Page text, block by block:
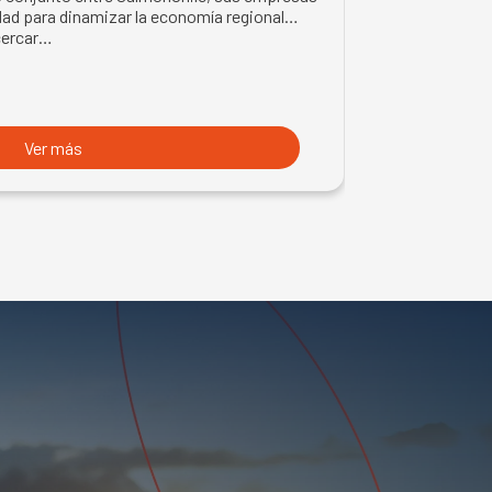
para dinamizar la economía regional
Ver más